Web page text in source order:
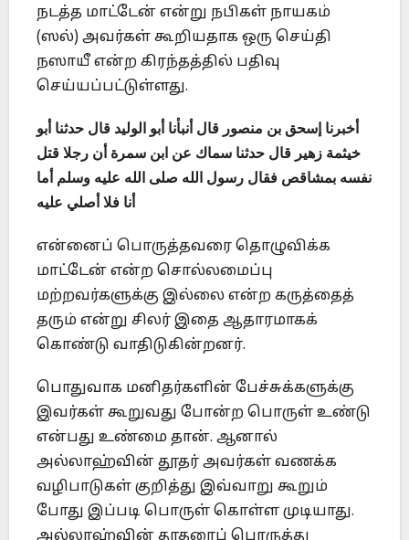
நடத்த மாட்டேன் என்று நபிகள் நாயகம்
(ஸல்) அவர்கள் கூறியதாக ஒரு செய்தி
நஸாயீ என்ற கிரந்தத்தில் பதிவு
செய்யப்பட்டுள்ளது.
أخبرنا إسحق بن منصور قال أنبأنا أبو الوليد قال حدثنا أبو
خيثمة زهير قال حدثنا سماك عن ابن سمرة أن رجلا قتل
نفسه بمشاقص فقال رسول الله صلى الله عليه وسلم أما
أنا فلا أصلي عليه
என்னைப் பொருத்தவரை தொழுவிக்க
மாட்டேன் என்ற சொல்லமைப்பு
மற்றவர்களுக்கு இல்லை என்ற கருத்தைத்
தரும் என்று சிலர் இதை ஆதாரமாகக்
கொண்டு வாதிடுகின்றனர்.
பொதுவாக மனிதர்களின் பேச்சுக்களுக்கு
இவர்கள் கூறுவது போன்ற பொருள் உண்டு
என்பது உண்மை தான். ஆனால்
அல்லாஹ்வின் தூதர் அவர்கள் வணக்க
வழிபாடுகள் குறித்து இவ்வாறு கூறும்
போது இப்படி பொருள் கொள்ள முடியாது.
அல்லாஹ்வின் தூதரைப் பொருத்து